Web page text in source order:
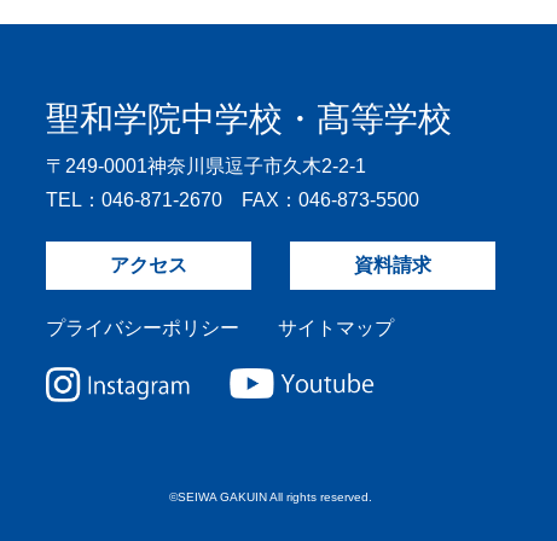
聖和学院中学校・髙等学校
〒249-0001神奈川県逗子市久木2-2-1
TEL：046-871-2670 FAX：046-873-5500
アクセス 資料請求
プライバシーポリシー サイトマップ
©SEIWA GAKUIN All rights reserved.